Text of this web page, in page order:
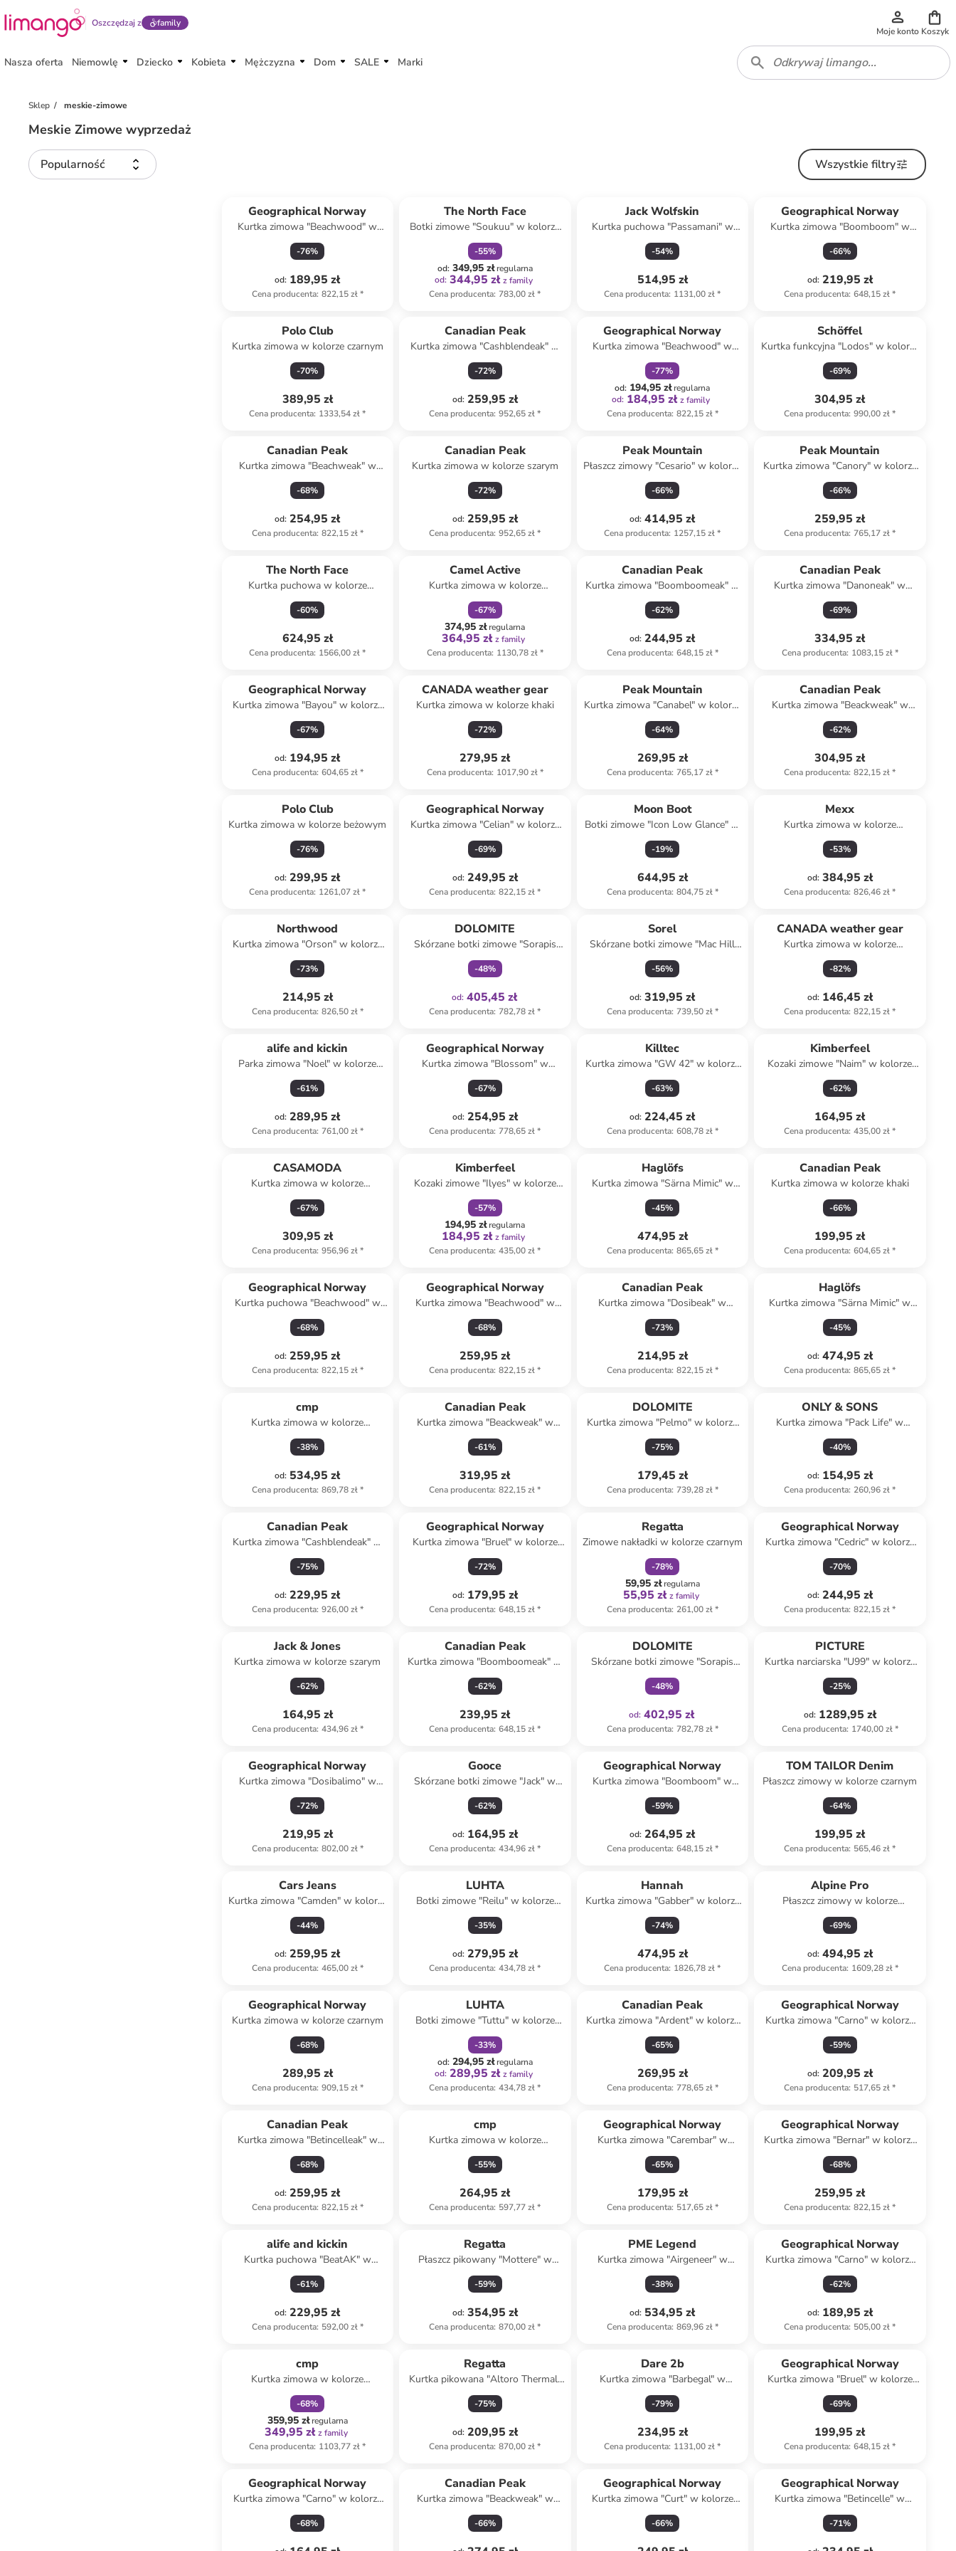
Oszczędzaj z family
Moje konto Koszyk
Nasza oferta Niemowlę Dziecko Kobieta Mężczyzna Dom SALE Marki
Sklep meskie-zimowe
Meskie Zimowe wyprzedaż
Popularność Wszystkie filtry
Geographical Norway
Kurtka zimowa "Beachwood" w
kolorze ciemnoszarym
-76%
od: 189,95 zł
Cena producenta: 822,15 zł*
The North Face
Botki zimowe "Soukuu" w kolorze
czarno-czerwonym
-55%
od: 349,95 złregularna
od: 344,95 zł z family
Cena producenta: 783,00 zł*
Jack Wolfskin
Kurtka puchowa "Passamani" w
kolorze czarnym
-54%
514,95 zł
Cena producenta: 1131,00 zł*
Geographical Norway
Kurtka zimowa "Boomboom" w
kolorze granatowym
-66%
od: 219,95 zł
Cena producenta: 648,15 zł*
Polo Club
Kurtka zimowa w kolorze czarnym
-70%
389,95 zł
Cena producenta: 1333,54 zł*
Canadian Peak
Kurtka zimowa "Cashblendeak" w
kolorze niebiesko-czarnym
-72%
od: 259,95 zł
Cena producenta: 952,65 zł*
Geographical Norway
Kurtka zimowa "Beachwood" w
kolorze granatowym
-77%
od: 194,95 złregularna
od: 184,95 zł z family
Cena producenta: 822,15 zł*
Schöffel
Kurtka funkcyjna "Lodos" w kolorze
zielonym
-69%
304,95 zł
Cena producenta: 990,00 zł*
Canadian Peak
Kurtka zimowa "Beachweak" w
kolorze bordowym
-68%
od: 254,95 zł
Cena producenta: 822,15 zł*
Canadian Peak
Kurtka zimowa w kolorze szarym
-72%
od: 259,95 zł
Cena producenta: 952,65 zł*
Peak Mountain
Płaszcz zimowy "Cesario" w kolorze
szarym
-66%
od: 414,95 zł
Cena producenta: 1257,15 zł*
Peak Mountain
Kurtka zimowa "Canory" w kolorze
niebieskim
-66%
259,95 zł
Cena producenta: 765,17 zł*
The North Face
Kurtka puchowa w kolorze
jasnobrązowym
-60%
624,95 zł
Cena producenta: 1566,00 zł*
Camel Active
Kurtka zimowa w kolorze
granatowym
-67%
374,95 złregularna
364,95 zł z family
Cena producenta: 1130,78 zł*
Canadian Peak
Kurtka zimowa "Boomboomeak" w
kolorze niebieskim
-62%
od: 244,95 zł
Cena producenta: 648,15 zł*
Canadian Peak
Kurtka zimowa "Danoneak" w
kolorze granatowym
-69%
334,95 zł
Cena producenta: 1083,15 zł*
Geographical Norway
Kurtka zimowa "Bayou" w kolorze
granatowym
-67%
od: 194,95 zł
Cena producenta: 604,65 zł*
CANADA weather gear
Kurtka zimowa w kolorze khaki
-72%
279,95 zł
Cena producenta: 1017,90 zł*
Peak Mountain
Kurtka zimowa "Canabel" w kolorze
khaki
-64%
269,95 zł
Cena producenta: 765,17 zł*
Canadian Peak
Kurtka zimowa "Beackweak" w
kolorze niebieskim
-62%
304,95 zł
Cena producenta: 822,15 zł*
Polo Club
Kurtka zimowa w kolorze beżowym
-76%
od: 299,95 zł
Cena producenta: 1261,07 zł*
Geographical Norway
Kurtka zimowa "Celian" w kolorze
granatowym
-69%
od: 249,95 zł
Cena producenta: 822,15 zł*
Moon Boot
Botki zimowe "Icon Low Glance" w
kolorze czarnym
-19%
644,95 zł
Cena producenta: 804,75 zł*
Mexx
Kurtka zimowa w kolorze
granatowym
-53%
od: 384,95 zł
Cena producenta: 826,46 zł*
Northwood
Kurtka zimowa "Orson" w kolorze
khaki
-73%
214,95 zł
Cena producenta: 826,50 zł*
DOLOMITE
Skórzane botki zimowe "Sorapis
Winter" w kolorze brązowym
-48%
od: 405,45 zł
Cena producenta: 782,78 zł*
Sorel
Skórzane botki zimowe "Mac Hill
Lite Mid Plus" w kolorze
jasnobrązowym
-56%
od: 319,95 zł
Cena producenta: 739,50 zł*
CANADA weather gear
Kurtka zimowa w kolorze
brązowym
-82%
od: 146,45 zł
Cena producenta: 822,15 zł*
alife and kickin
Parka zimowa "Noel" w kolorze
czarnym
-61%
od: 289,95 zł
Cena producenta: 761,00 zł*
Geographical Norway
Kurtka zimowa "Blossom" w
kolorze czarnym
-67%
od: 254,95 zł
Cena producenta: 778,65 zł*
Killtec
Kurtka zimowa "GW 42" w kolorze
zielonym
-63%
od: 224,45 zł
Cena producenta: 608,78 zł*
Kimberfeel
Kozaki zimowe "Naim" w kolorze
czarnym
-62%
164,95 zł
Cena producenta: 435,00 zł*
CASAMODA
Kurtka zimowa w kolorze
czerwonym
-67%
309,95 zł
Cena producenta: 956,96 zł*
Kimberfeel
Kozaki zimowe "Ilyes" w kolorze
czarnym
-57%
194,95 złregularna
184,95 zł z family
Cena producenta: 435,00 zł*
Haglöfs
Kurtka zimowa "Särna Mimic" w
kolorze granatowym
-45%
474,95 zł
Cena producenta: 865,65 zł*
Canadian Peak
Kurtka zimowa w kolorze khaki
-66%
199,95 zł
Cena producenta: 604,65 zł*
Geographical Norway
Kurtka puchowa "Beachwood" w
kolorze khaki
-68%
od: 259,95 zł
Cena producenta: 822,15 zł*
Geographical Norway
Kurtka zimowa "Beachwood" w
kolorze granatowym
-68%
259,95 zł
Cena producenta: 822,15 zł*
Canadian Peak
Kurtka zimowa "Dosibeak" w
kolorze granatowym
-73%
214,95 zł
Cena producenta: 822,15 zł*
Haglöfs
Kurtka zimowa "Särna Mimic" w
kolorze czarnym
-45%
od: 474,95 zł
Cena producenta: 865,65 zł*
cmp
Kurtka zimowa w kolorze
jasnobrązowo-czarnym
-38%
od: 534,95 zł
Cena producenta: 869,78 zł*
Canadian Peak
Kurtka zimowa "Beackweak" w
kolorze zielonym
-61%
319,95 zł
Cena producenta: 822,15 zł*
DOLOMITE
Kurtka zimowa "Pelmo" w kolorze
czarnym
-75%
179,45 zł
Cena producenta: 739,28 zł*
ONLY & SONS
Kurtka zimowa "Pack Life" w
kolorze szarobrązowym
-40%
od: 154,95 zł
Cena producenta: 260,96 zł*
Canadian Peak
Kurtka zimowa "Cashblendeak" w
kolorze antracytowo-czarnym
-75%
od: 229,95 zł
Cena producenta: 926,00 zł*
Geographical Norway
Kurtka zimowa "Bruel" w kolorze
khaki
-72%
od: 179,95 zł
Cena producenta: 648,15 zł*
Regatta
Zimowe nakładki w kolorze czarnym
-78%
59,95 złregularna
55,95 zł z family
Cena producenta: 261,00 zł*
Geographical Norway
Kurtka zimowa "Cedric" w kolorze
granatowym
-70%
od: 244,95 zł
Cena producenta: 822,15 zł*
Jack & Jones
Kurtka zimowa w kolorze szarym
-62%
164,95 zł
Cena producenta: 434,96 zł*
Canadian Peak
Kurtka zimowa "Boomboomeak" w
kolorze khaki
-62%
239,95 zł
Cena producenta: 648,15 zł*
DOLOMITE
Skórzane botki zimowe "Sorapis
Winter" w kolorze szarym
-48%
od: 402,95 zł
Cena producenta: 782,78 zł*
PICTURE
Kurtka narciarska "U99" w kolorze
białym
-25%
od: 1289,95 zł
Cena producenta: 1740,00 zł*
Geographical Norway
Kurtka zimowa "Dosibalimo" w
kolorze czarnym
-72%
219,95 zł
Cena producenta: 802,00 zł*
Gooce
Skórzane botki zimowe "Jack" w
kolorze jasnobrązowym
-62%
od: 164,95 zł
Cena producenta: 434,96 zł*
Geographical Norway
Kurtka zimowa "Boomboom" w
kolorze czarnym
-59%
od: 264,95 zł
Cena producenta: 648,15 zł*
TOM TAILOR Denim
Płaszcz zimowy w kolorze czarnym
-64%
199,95 zł
Cena producenta: 565,46 zł*
Cars Jeans
Kurtka zimowa "Camden" w kolorze
czarnym
-44%
od: 259,95 zł
Cena producenta: 465,00 zł*
LUHTA
Botki zimowe "Reilu" w kolorze
czarnym
-35%
od: 279,95 zł
Cena producenta: 434,78 zł*
Hannah
Kurtka zimowa "Gabber" w kolorze
żółtym
-74%
474,95 zł
Cena producenta: 1826,78 zł*
Alpine Pro
Płaszcz zimowy w kolorze
jasnobrązowym
-69%
od: 494,95 zł
Cena producenta: 1609,28 zł*
Geographical Norway
Kurtka zimowa w kolorze czarnym
-68%
289,95 zł
Cena producenta: 909,15 zł*
LUHTA
Botki zimowe "Tuttu" w kolorze
czarnym
-33%
od: 294,95 złregularna
od: 289,95 zł z family
Cena producenta: 434,78 zł*
Canadian Peak
Kurtka zimowa "Ardent" w kolorze
khaki
-65%
269,95 zł
Cena producenta: 778,65 zł*
Geographical Norway
Kurtka zimowa "Carno" w kolorze
khaki
-59%
od: 209,95 zł
Cena producenta: 517,65 zł*
Canadian Peak
Kurtka zimowa "Betincelleak" w
kolorze khaki
-68%
od: 259,95 zł
Cena producenta: 822,15 zł*
cmp
Kurtka zimowa w kolorze
niebieskim
-55%
264,95 zł
Cena producenta: 597,77 zł*
Geographical Norway
Kurtka zimowa "Carembar" w
kolorze beżowym
-65%
179,95 zł
Cena producenta: 517,65 zł*
Geographical Norway
Kurtka zimowa "Bernar" w kolorze
czarnym
-68%
259,95 zł
Cena producenta: 822,15 zł*
alife and kickin
Kurtka puchowa "BeatAK" w
kolorze zielonym
-61%
od: 229,95 zł
Cena producenta: 592,00 zł*
Regatta
Płaszcz pikowany "Mottere" w
kolorze oliwkowym
-59%
od: 354,95 zł
Cena producenta: 870,00 zł*
PME Legend
Kurtka zimowa "Airgeneer" w
kolorze granatowym
-38%
od: 534,95 zł
Cena producenta: 869,96 zł*
Geographical Norway
Kurtka zimowa "Carno" w kolorze
beżowym
-62%
od: 189,95 zł
Cena producenta: 505,00 zł*
cmp
Kurtka zimowa w kolorze
oliwkowym
-68%
359,95 złregularna
349,95 zł z family
Cena producenta: 1103,77 zł*
Regatta
Kurtka pikowana "Altoro Thermal"
w kolorze bordowym
-75%
od: 209,95 zł
Cena producenta: 870,00 zł*
Dare 2b
Kurtka zimowa "Barbegal" w
kolorze czarno-czerwono-
oliwkowym
-79%
234,95 zł
Cena producenta: 1131,00 zł*
Geographical Norway
Kurtka zimowa "Bruel" w kolorze
białym
-69%
199,95 zł
Cena producenta: 648,15 zł*
Geographical Norway
Kurtka zimowa "Carno" w kolorze
czarnym
-68%
Canadian Peak
Kurtka zimowa "Beackweak" w
kolorze błękitnym
-66%
Geographical Norway
Kurtka zimowa "Curt" w kolorze
granatowym
-66%
Geographical Norway
Kurtka zimowa "Betincelle" w
kolorze czarnym
-71%